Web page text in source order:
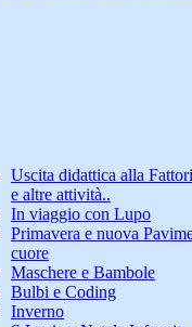
Uscita didattica alla
e altre attività..
In viaggio con Lupo
Primavera e nuova
cuore
Maschere e Bambole
Bulbi e Coding
Inverno